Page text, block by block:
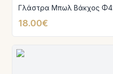
Γλάστρα Μπωλ Βάκχος
18.00€